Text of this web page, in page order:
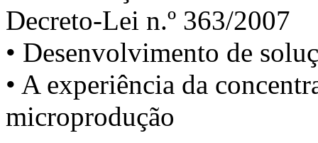
Decreto-Lei n.º 363/2007
• Desenvolvimento de
• A experiência da
microprodução